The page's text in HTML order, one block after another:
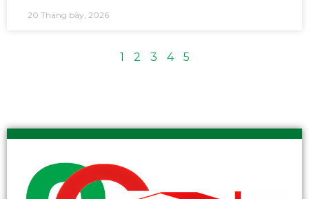
20 Tháng bảy, 2026
1 2 3 4 5